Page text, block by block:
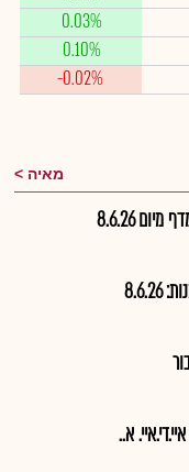
0.03%
0.10%
-0.02%
מאיה
8.6.26
א..